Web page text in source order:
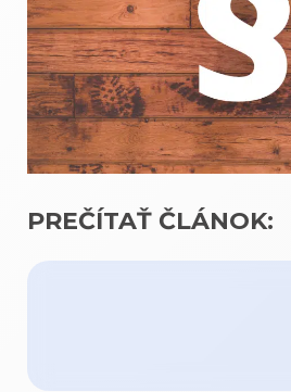
PREČÍTAŤ ČLÁNOK: